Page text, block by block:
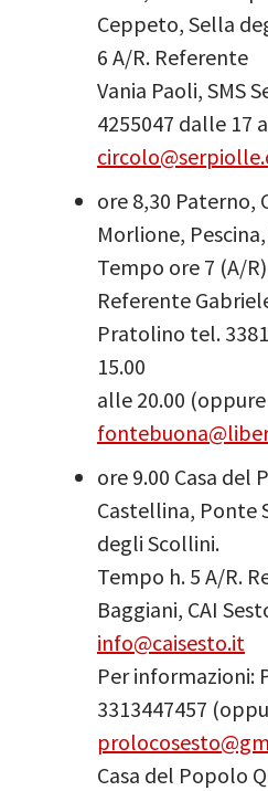
Ceppeto, Sella
6 A/R. Referente
Vania Paoli, SMS
4255047 dalle 17
ore 8,30 Paterno,
Morlione,
Tempo ore 7 (A/
Referente
Pratolino tel.
15.00
alle 20.00 (oppure
ore 9.00 Casa del
Castellina, Ponte
degli Scollini.
Tempo h. 5 A/R.
Baggiani, CAI
info@caisesto.it
Per informazioni:
3313447457
Casa del Popolo